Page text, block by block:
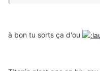
à bon tu sorts ça d'ou